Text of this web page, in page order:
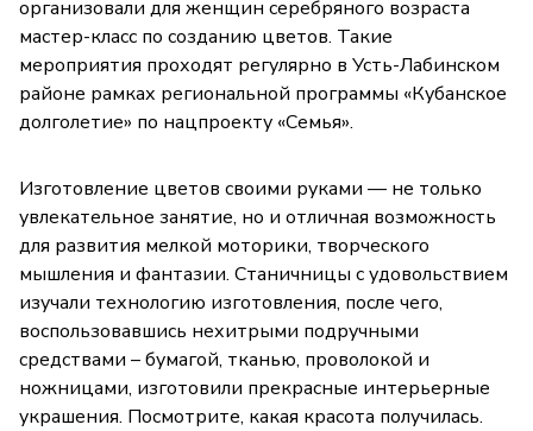
организовали для женщин серебряного возраста
мастер-класс по созданию цветов. Такие
мероприятия проходят регулярно в Усть-Лабинском
районе рамках региональной программы «Кубанское
долголетие» по нацпроекту «Семья».
Изготовление цветов своими руками — не только
увлекательное занятие, но и отличная возможность
для развития мелкой моторики, творческого
мышления и фантазии. Станичницы с удовольствием
изучали технологию изготовления, после чего,
воспользовавшись нехитрыми подручными
средствами – бумагой, тканью, проволокой и
ножницами, изготовили прекрасные интерьерные
украшения. Посмотрите, какая красота получилась.